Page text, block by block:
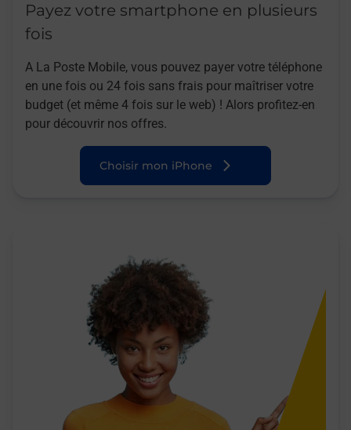
Payez votre smartphone en plusieurs
fois
A La Poste Mobile, vous pouvez payer votre téléphone
en une fois ou 24 fois sans frais pour maîtriser votre
budget (et même 4 fois sur le web) ! Alors profitez-en
pour découvrir nos offres.
Choisir mon iPhone